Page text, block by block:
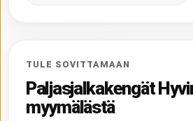
TULE SOVITTAMAAN
Paljasjalkakengät
myymälästä